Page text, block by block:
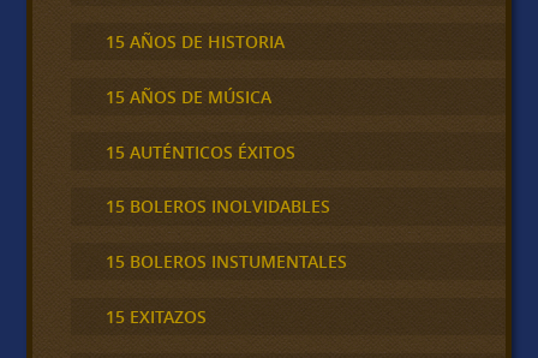
15 AÑOS DE HISTORIA
15 AÑOS DE MÚSICA
15 AUTÉNTICOS ÉXITOS
15 BOLEROS INOLVIDABLES
15 BOLEROS INSTUMENTALES
15 EXITAZOS